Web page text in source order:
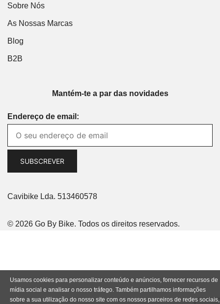
Sobre Nós
As Nossas Marcas
Blog
B2B
Mantém-te a par das novidades
Endereço de email:
Cavibike Lda. 513460578
© 2026 Go By Bike. Todos os direitos reservados.
Usamos cookies para personalizar conteúdo e anúncios, fornecer recursos de
mídia social e analisar o nosso tráfego. Também partilhamos informações
sobre a sua utilização do nosso site com os nossos parceiros de redes sociais,